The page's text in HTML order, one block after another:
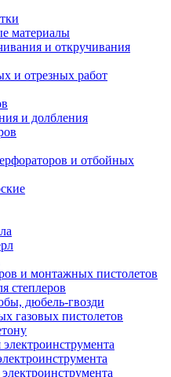
материалы
и откручивания
и отрезных работ
и долбления
и отбойных
и монтажных пистолетов
степлеров
дюбель-гвозди
газовых пистолетов